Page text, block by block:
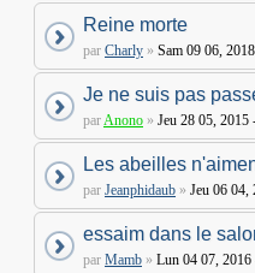
Reine morte
par Charly » Sam 09 06,
Je ne suis pas
parAnono » Jeu 28 05, 2015
Les abeilles
par Jeanphidaub » Jeu 06 04,
essaim dans le
par Mamb » Lun 04 07, 2016